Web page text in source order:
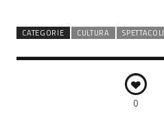
CATEGORIE CULTURA SPETTACOLI
0